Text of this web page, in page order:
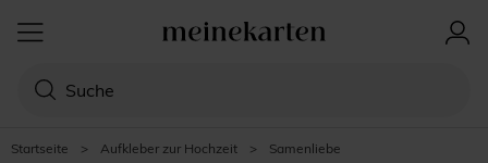
Startseite > Aufkleber zur Hochzeit > Samenliebe